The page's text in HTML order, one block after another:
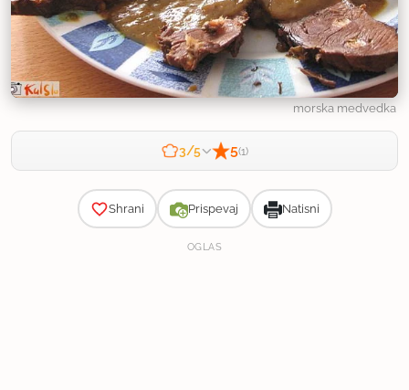
morska medvedka
3/5 5(1)
Shrani Prispevaj Natisni
OGLAS